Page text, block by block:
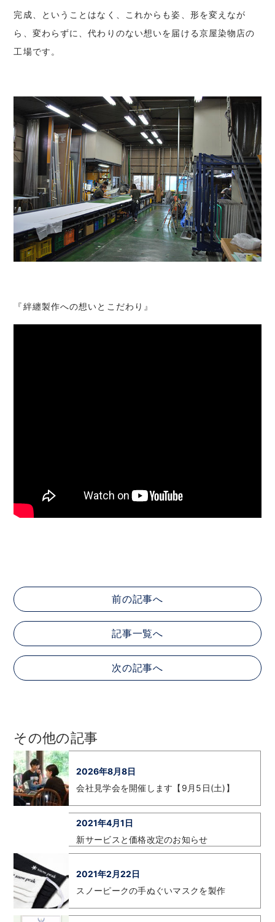
完成、ということはなく、これからも姿、形を変えなが
ら、変わらずに、代わりのない想いを届ける京屋染物店の
工場です。
『絆纏製作への想いとこだわり』
前の記事へ
記事一覧へ
次の記事へ
その他の記事
2026年8月8日
会社見学会を開催します【9月5日(土)】
2021年4月1日
新サービスと価格改定のお知らせ
2021年2月22日
スノーピークの手ぬぐいマスクを製作